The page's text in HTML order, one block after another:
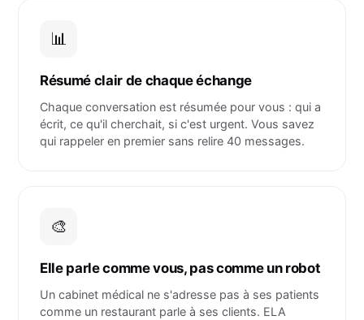
📊
Résumé clair de chaque échange
Chaque conversation est résumée pour vous : qui a
écrit, ce qu'il cherchait, si c'est urgent. Vous savez
qui rappeler en premier sans relire 40 messages.
🎨
Elle parle comme vous, pas comme un robot
Un cabinet médical ne s'adresse pas à ses patients
comme un restaurant parle à ses clients. ELA